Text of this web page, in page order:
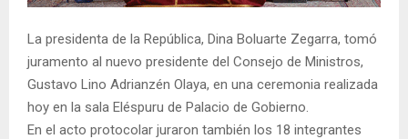
La presidenta de la República, Dina Boluarte Zegarra, tomó
juramento al nuevo presidente del Consejo de Ministros,
Gustavo Lino Adrianzén Olaya, en una ceremonia realizada
hoy en la sala Eléspuru de Palacio de Gobierno.
En el acto protocolar juraron también los 18 integrantes